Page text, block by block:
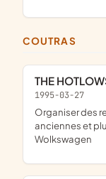
COUTRAS
THE
1995-03-27
Organiser des rencontres, expositions de voitures
anciennes et
Wolkswagen